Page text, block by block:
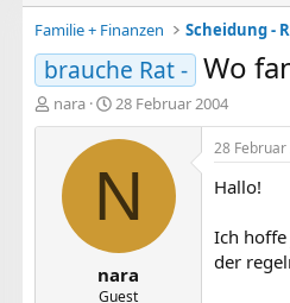
Familie + Finanzen
Scheidung -
brauche Rat - Wo
E
r
nara
E
r
s
e
t
a
m
28 Februar 2004
N
nara
Guest
28
Hallo!
Ich hoffe
der